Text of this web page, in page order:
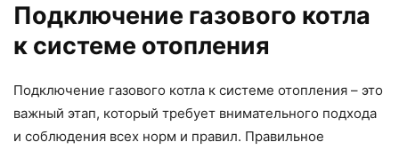
Подключение газового котла
к системе отопления
Подключение газового котла к системе отопления – это
важный этап, который требует внимательного подхода
и соблюдения всех норм и правил. Правильное